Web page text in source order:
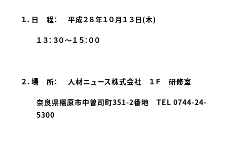
１．日 程： 平成２８年１０月１３日(木)
１３：３０～１５：００
２．場 所： 人材ニュース株式会社 １Ｆ 研修室
奈良県橿原市中曽司町351-2番地 TEL 0744-24-
5300